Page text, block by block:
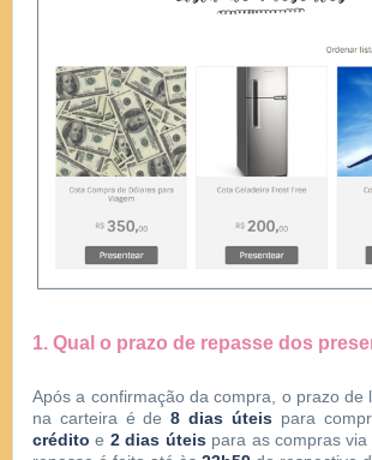
1. Qual o prazo de repasse dos
Após a confirmação da compra, o prazo de
na carteira é de8 dias úteispara
crédito e 2 dias úteispara as compras via